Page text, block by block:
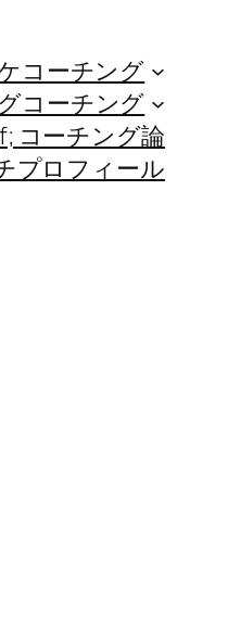
コーチング
コーチング
コーチング論
プロフィール